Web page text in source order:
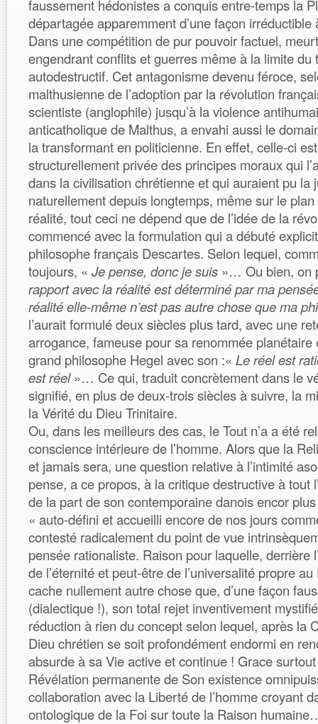
faussement hédonistes a conquis entre-temps la
départagée apparemment d’une façon
Dans une compétition de pur pouvoir factuel,
engendrant conflits et guerres même à la limite du
autodestructif. Cet antagonisme devenu féroce,
malthusienne de l’adoption par la révolution
scientiste (anglophile) jusqu’à la violence
anticatholique de Malthus, a envahi aussi le
la transformant en politicienne. En effet, celle-ci
structurellement privée des principes moraux qui
dans la civilisation chrétienne et qui auraient pu la
naturellement depuis longtemps, même sur le
réalité, tout ceci ne dépend que de l’idée de la
commencé avec la formulation qui a débuté
philosophe français Descartes. Selon lequel,
toujours, « Je pense, donc je suis »… Ou bien, on
rapport avec la réalité est déterminé par ma
réalité elle-même n’est pas autre chose que ma
l’aurait formulé deux siècles plus tard, avec une
arrogance, fameuse pour sa renommée planétaire
grand philosophe Hegel avec son :« Le réel est
est réel»… Ce qui, traduit concrètement dans le
signifié, en plus de deux-trois siècles à suivre, la
la Vérité du Dieu Trinitaire.
Ou, dans les meilleurs des cas, le Tout n’a a été
conscience intérieure de l’homme. Alors que la
et jamais sera, une question relative à l’intimité
pense, a ce propos, à la critique destructive à tout
de la part de son contemporaine danois encor
« auto-défini et accueilli encore de nos jours
contesté radicalement du point de vue
pensée rationaliste. Raison pour laquelle, derrière
de l’éternité et peut-être de l’universalité propre
cache nullement autre chose que, d’une façon
(dialectique !), son total rejet inventivement
réduction à rien du concept selon lequel, après la
Dieu chrétien se soit profondément endormi en
absurde à sa Vie active et continue ! Grace
Révélation permanente de Son existence
collaboration avec la Liberté de l’homme croyant
ontologique de la Foi sur toute la Raison